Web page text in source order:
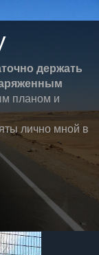
держать
планом и
лично мной в